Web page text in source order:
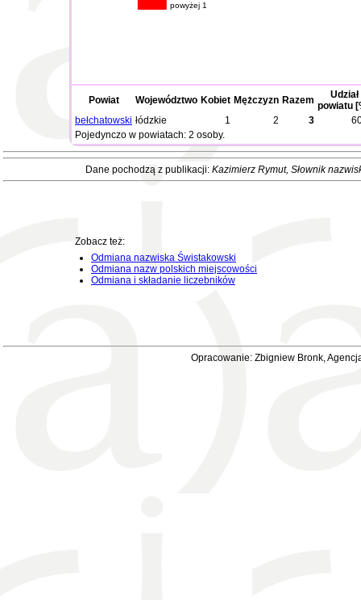
powyżej 1
Powiat Województwo Kobiet Mężczyzn Razem
Udział
powiatu
bełchatowski łódzkie 1 2 3
Pojedynczo w powiatach: 2 osoby.
Dane pochodzą z publikacji: Kazimierz Rymut, Słownik
Zobacz też:
Odmiana nazwiska Świstakowski
Odmiana nazw polskich miejscowości
Odmiana i składanie liczebników
Opracowanie: Zbigniew Bronk,